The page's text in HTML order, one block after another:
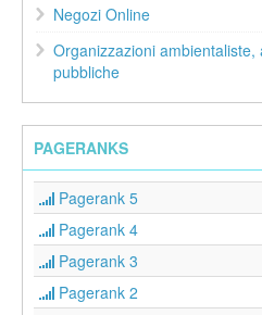
Negozi Online
Organizzazioni
pubbliche
PAGERANKS
Pagerank 5
Pagerank 4
Pagerank 3
Pagerank 2